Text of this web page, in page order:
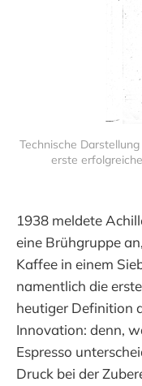
Technische
erste
1938 meldete
eine Brühgruppe
Kaffee in einem
namentlich die
heutiger Definition
Innovation: denn,
Espresso
Druck bei der